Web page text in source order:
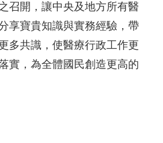
召開，讓中央及地方所有醫
享寶貴知識與實務經驗，帶
多共識，使醫療行政工作更
實，為全體國民創造更高的